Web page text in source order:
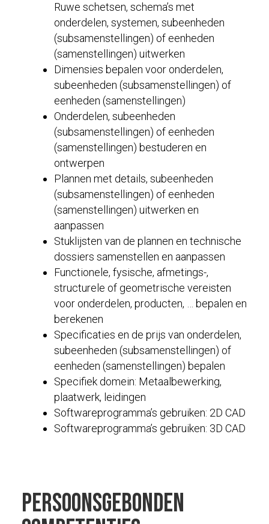
Ruwe schetsen, schema’s met
onderdelen, systemen, subeenheden
(subsamenstellingen) of eenheden
(samenstellingen) uitwerken
Dimensies bepalen voor onderdelen,
subeenheden (subsamenstellingen) of
eenheden (samenstellingen)
Onderdelen, subeenheden
(subsamenstellingen) of eenheden
(samenstellingen) bestuderen en
ontwerpen
Plannen met details, subeenheden
(subsamenstellingen) of eenheden
(samenstellingen) uitwerken en
aanpassen
Stuklijsten van de plannen en technische
dossiers samenstellen en aanpassen
Functionele, fysische, afmetings-,
structurele of geometrische vereisten
voor onderdelen, producten, … bepalen en
berekenen
Specificaties en de prijs van onderdelen,
subeenheden (subsamenstellingen) of
eenheden (samenstellingen) bepalen
Specifiek domein: Metaalbewerking,
plaatwerk, leidingen
Softwareprogramma’s gebruiken: 2D CAD
Softwareprogramma’s gebruiken: 3D CAD
Persoonsgebonden